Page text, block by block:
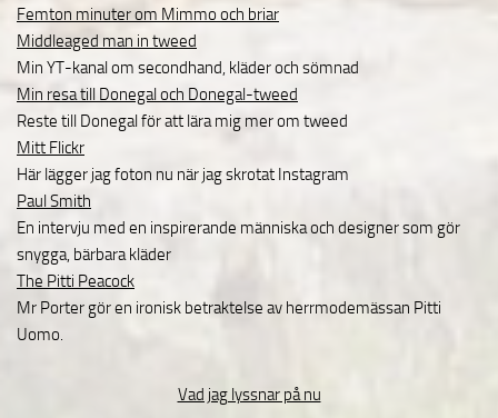
Femton minuter om Mimmo och briar
Middleaged man in tweed
Min YT-kanal om secondhand, kläder och sömnad
Min resa till Donegal och Donegal-tweed
Reste till Donegal för att lära mig mer om tweed
Mitt Flickr
Här lägger jag foton nu när jag skrotat Instagram
Paul Smith
En intervju med en inspirerande människa och designer som gör
snygga, bärbara kläder
The Pitti Peacock
Mr Porter gör en ironisk betraktelse av herrmodemässan Pitti
Uomo.
Vad jag lyssnar på nu